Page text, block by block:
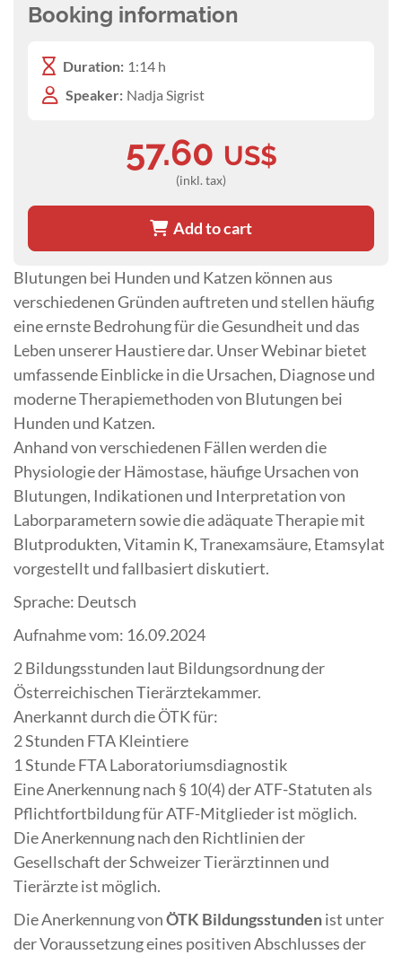
Blutungen bei Hunden und Katzen können aus
verschiedenen Gründen auftreten und stellen häufig
eine ernste Bedrohung für die Gesundheit und das
Leben unserer Haustiere dar. Unser Webinar bietet
umfassende Einblicke in die Ursachen, Diagnose und
moderne Therapiemethoden von Blutungen bei
Hunden und Katzen.
Anhand von verschiedenen Fällen werden die
Physiologie der Hämostase, häufige Ursachen von
Blutungen, Indikationen und Interpretation von
Laborparametern sowie die adäquate Therapie mit
Blutprodukten, Vitamin K, Tranexamsäure, Etamsylat
vorgestellt und fallbasiert diskutiert.
Sprache: Deutsch
Aufnahme vom: 16.09.2024
2 Bildungsstunden laut Bildungsordnung der
Österreichischen Tierärztekammer.
Anerkannt durch die ÖTK für:
2 Stunden FTA Kleintiere
1 Stunde FTA Laboratoriumsdiagnostik
Eine Anerkennung nach § 10(4) der ATF-Statuten als
Pflichtfortbildung für ATF-Mitglieder ist möglich.
Die Anerkennung nach den Richtlinien der
Gesellschaft der Schweizer Tierärztinnen und
Tierärzte ist möglich.
Die Anerkennung vonÖTK Bildungsstundenist unter
der Voraussetzung eines positiven Abschlusses der
Booking information
Duration: 1:14 h
Speaker: Nadja Sigrist
57.60 US$
(inkl. tax)
Add to cart